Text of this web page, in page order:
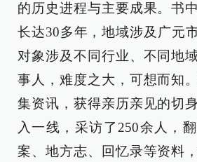
的历史进程与主要成果。书
长达30多年，地域涉及广元
对象涉及不同行业、不同地
事人，难度之大，可想而知
集资讯，获得亲历亲见的切
入一线，采访了250余人，
案、地方志、回忆录等资料